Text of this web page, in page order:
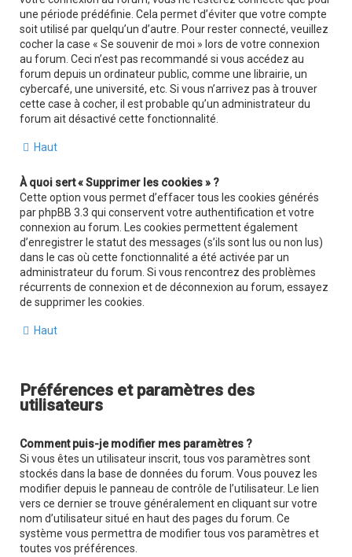
une période prédéfinie. Cela permet d’éviter que votre compte
soit utilisé par quelqu’un d’autre. Pour rester connecté, veuillez
cocher la case « Se souvenir de moi » lors de votre connexion
au forum. Ceci n’est pas recommandé si vous accédez au
forum depuis un ordinateur public, comme une librairie, un
cybercafé, une université, etc. Si vous n’arrivez pas à trouver
cette case à cocher, il est probable qu’un administrateur du
forum ait désactivé cette fonctionnalité.
Haut
À quoi sert « Supprimer les cookies » ?
Cette option vous permet d’effacer tous les cookies générés
par phpBB 3.3 qui conservent votre authentification et votre
connexion au forum. Les cookies permettent également
d’enregistrer le statut des messages (s’ils sont lus ou non lus)
dans le cas où cette fonctionnalité a été activée par un
administrateur du forum. Si vous rencontrez des problèmes
récurrents de connexion et de déconnexion au forum, essayez
de supprimer les cookies.
Haut
Préférences et paramètres des
utilisateurs
Comment puis-je modifier mes paramètres ?
Si vous êtes un utilisateur inscrit, tous vos paramètres sont
stockés dans la base de données du forum. Vous pouvez les
modifier depuis le panneau de contrôle de l’utilisateur. Le lien
vers ce dernier se trouve généralement en cliquant sur votre
nom d’utilisateur situé en haut des pages du forum. Ce
système vous permettra de modifier tous vos paramètres et
toutes vos préférences.